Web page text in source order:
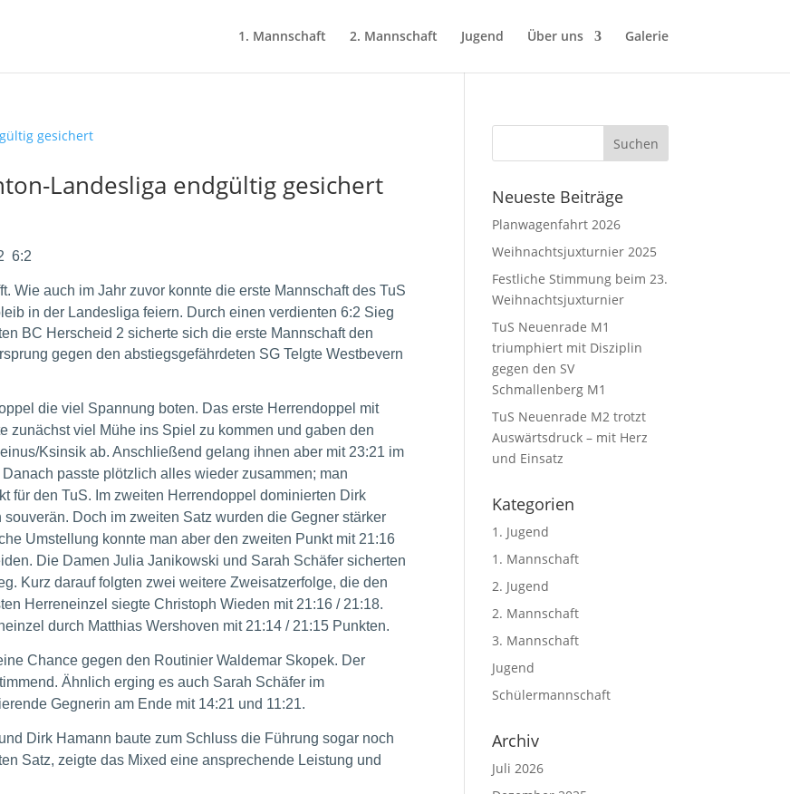
1. Mannschaft 2. Mannschaft Jugend Über uns Galerie
Landesliga endgültig gesichert
6:2
Wie auch im Jahr zuvor konnte die erste Mannschaft des TuS
in der Landesliga feiern. Durch einen verdienten 6:2 Sieg
BC Herscheid 2 sicherte sich die erste Mannschaft den
gegen den abstiegsgefährdeten SG Telgte Westbevern
die viel Spannung boten. Das erste Herrendoppel mit
zunächst viel Mühe ins Spiel zu kommen und gaben den
Ksinsik ab. Anschließend gelang ihnen aber mit 23:21 im
passte plötzlich alles wieder zusammen; man
für den TuS. Im zweiten Herrendoppel dominierten Dirk
Doch im zweiten Satz wurden die Gegner stärker
Umstellung konnte man aber den zweiten Punkt mit 21:16
Die Damen Julia Janikowski und Sarah Schäfer sicherten
Kurz darauf folgten zwei weitere Zweisatzerfolge, die den
Herreneinzel siegte Christoph Wieden mit 21:16 / 21:18.
durch Matthias Wershoven mit 21:14 / 21:15 Punkten.
Chance gegen den Routinier Waldemar Skopek. Der
Ähnlich erging es auch Sarah Schäfer im
Gegnerin am Ende mit 14:21 und 11:21.
Dirk Hamann baute zum Schluss die Führung sogar noch
Satz, zeigte das Mixed eine ansprechende Leistung und
Neueste Beiträge
Planwagenfahrt 2026
Weihnachtsjuxturnier 2025
Festliche Stimmung beim 23.
Weihnachtsjuxturnier
TuS Neuenrade M1
triumphiert mit Disziplin
gegen den SV
Schmallenberg M1
TuS Neuenrade M2 trotzt
Auswärtsdruck – mit Herz
und Einsatz
Kategorien
1. Jugend
1. Mannschaft
2. Jugend
2. Mannschaft
3. Mannschaft
Jugend
Schülermannschaft
Archiv
Juli 2026